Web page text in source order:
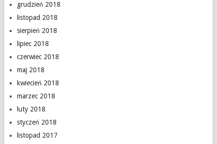
grudzień 2018
listopad 2018
sierpień 2018
lipiec 2018
czerwiec 2018
maj 2018
kwiecień 2018
marzec 2018
luty 2018
styczeń 2018
listopad 2017